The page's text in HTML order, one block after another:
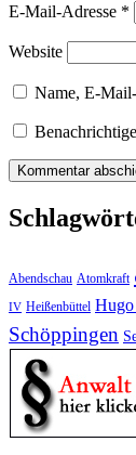
E-Mail-Adresse *
Website
Name, E-
Abendschau Atomkraft
IV Heißenbüttel
Schöppingen